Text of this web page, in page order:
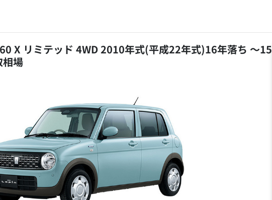
X リミテッド 4WD 2010年式(平成22年式)16年落ち ～15
場